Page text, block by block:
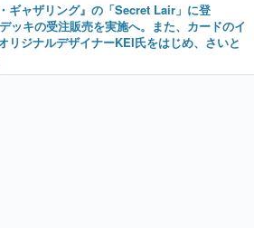
ギャザリング』の「Secret Lair」に登
ッキの受注販売を実施へ。また、カードのイ
リジナルデザイナーKEI氏をはじめ、さいと